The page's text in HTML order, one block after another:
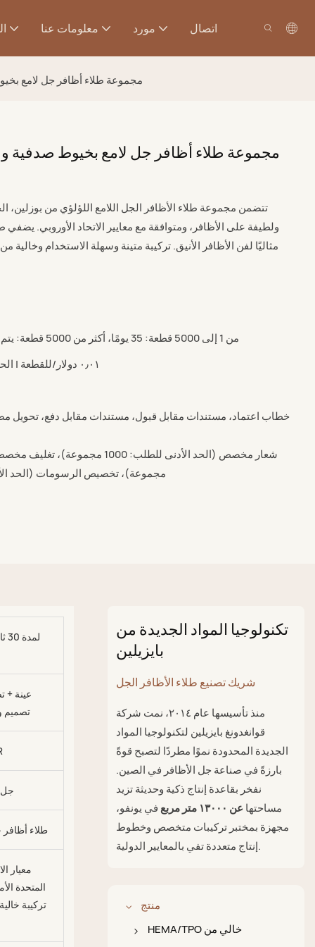
معلومات عنا مورد اتصال
مجموعة طلاء أظافر جل لامع بخيوط صدفية ولؤلؤية
ولطيفة على الأظافر، ومتوافقة مع معايير الاتحاد الأوروبي. يضفي
مثاليًا لفن الأظافر الأنيق. تركيبة متينة وسهلة الاستخدام وخالية
من 1 إلى 5000 قطعة: 35 يومًا، أكثر من 5000 قطعة: يتم التفاوض على المدة (بالأيام)
٠٫٠١ دولار/للقطعة | الحد الأدنى للطلب: قطعة واحدة
خطاب اعتماد، مستندات مقابل قبول، مستندات مقابل دفع، تحويل
مجموعة)، تخصيص الرسومات (الحد الأدنى
عينة +
تصميم
جل
طلاء أظافر
معيار
المتحدة
تكنولوجيا المواد الجديدة من
بايزيلين
شريك تصنيع طلاء الأظافر الجل
منذ تأسيسها عام ٢٠١٤، نمت شركة
قوانغدونغ بايزيلين لتكنولوجيا المواد
الجديدة المحدودة نموًا مطردًا لتصبح قوةً
بارزةً في صناعة جل الأظافر في الصين.
نفخر بقاعدة إنتاج ذكية وحديثة تزيد
مساحتها عن ١٣٠٠٠ متر مربع
في يونفو،
مجهزة بمختبر تركيبات متخصص وخطوط
إنتاج متعددة تفي بالمعايير الدولية.
منتج
HEMA/TPO خالي من